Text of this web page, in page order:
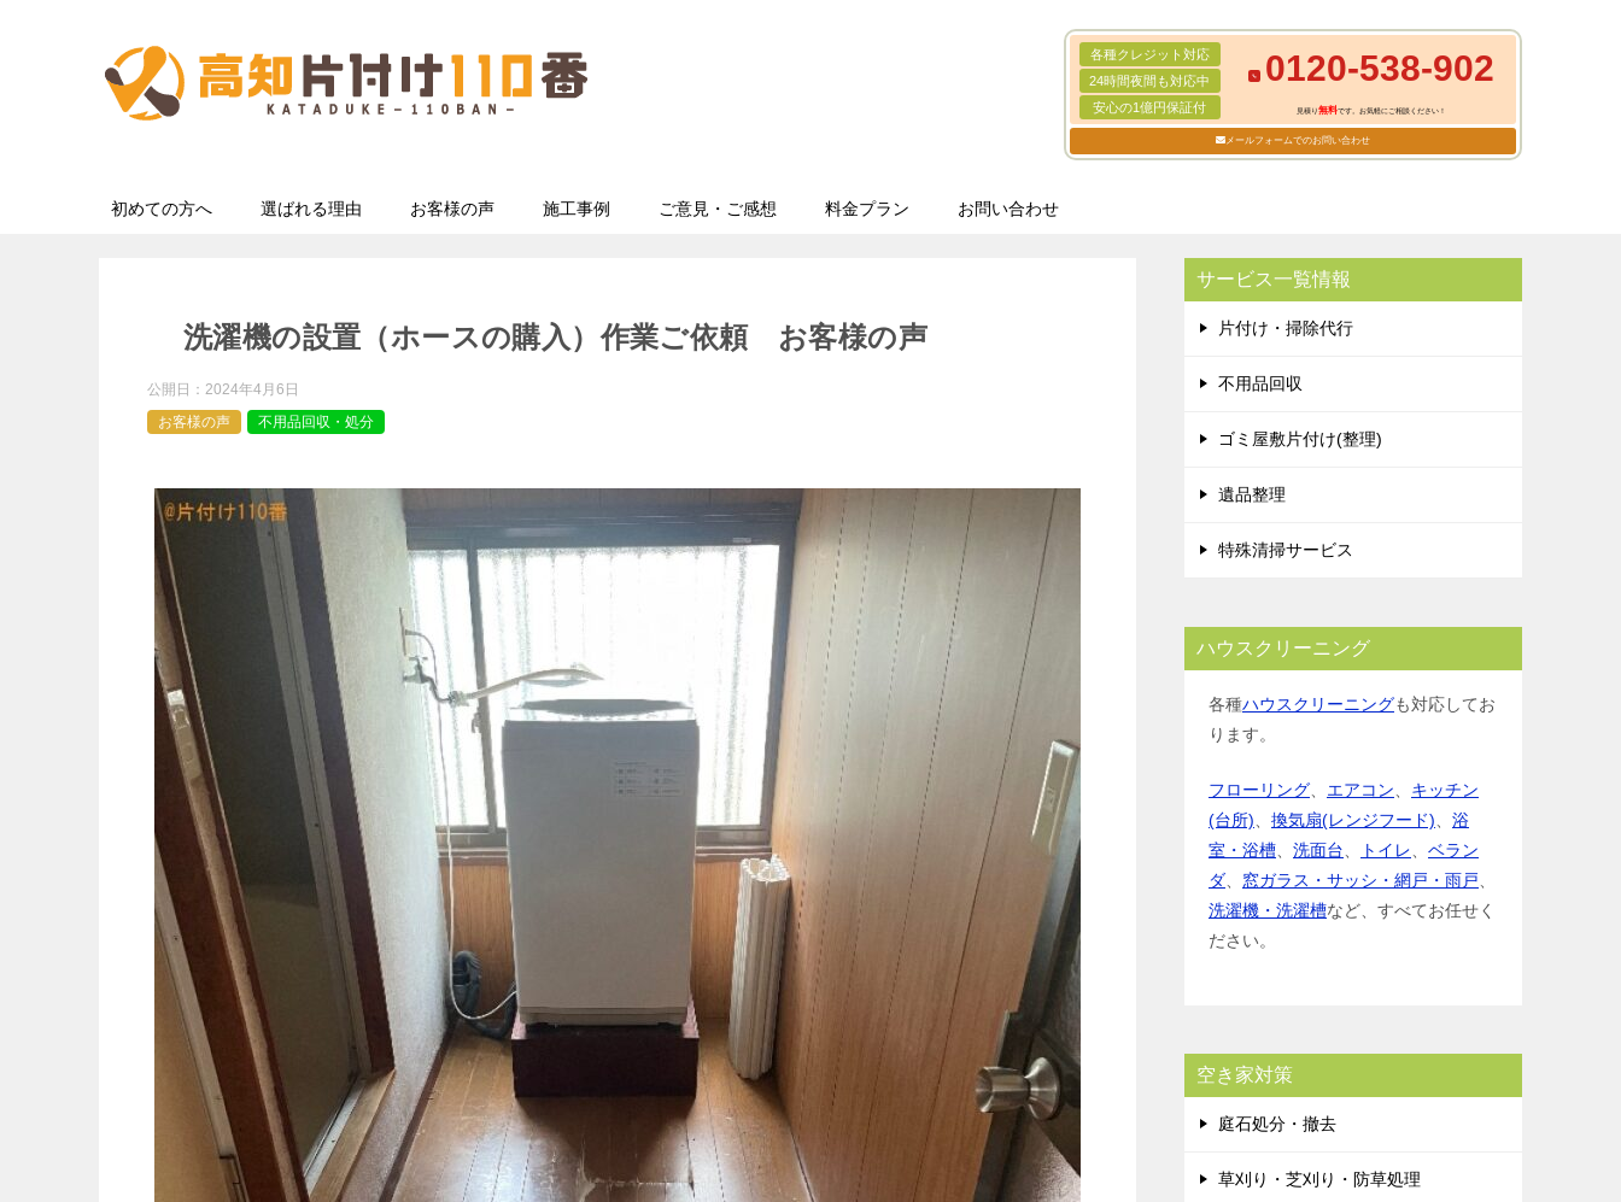
各種クレジット対応
24時間夜間も対応中
安心の1億円保証付
0120-538-902
見積り無料です。お気軽にご相談ください！
メールフォームでのお問い合わせ
初めての方へ 選ばれる理由 お客様の声 施工事例 ご意見・ご感想 料金プラン お問い合わせ
洗濯機の設置（ホースの購入）作業ご依頼 お客様の声
公開日： 2024年4月6日
お客様の声
不用品回収・処分
サービス一覧情報
片付け・掃除代行
不用品回収
ゴミ屋敷片付け(整理)
遺品整理
特殊清掃サービス
ハウスクリーニング
各種ハウスクリーニングも対応してお
ります。
フローリング エアコン
キッチン
(台所)
換気扇(レンジフード)
浴
室・浴槽
洗面台 トイレ
ベラン
ダ
窓ガラス・サッシ・網戸・雨戸
洗濯機・洗濯槽など、すべてお任せく
ださい。
空き家対策
庭石処分・撤去
草刈り・芝刈り・防草処理